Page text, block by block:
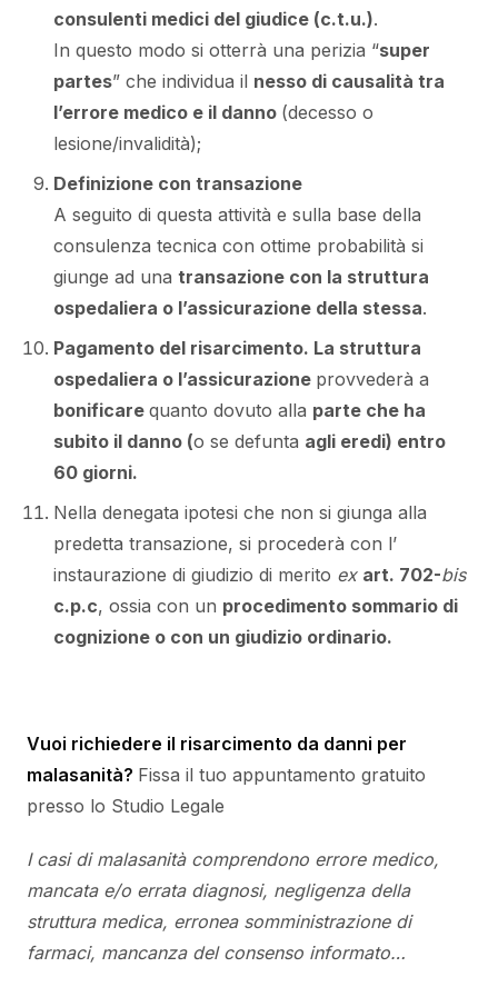
consulenti medici del giudice (c.t.u.).
In questo modo si otterrà una perizia “super
partes” che individua il nesso di causalità tra
l’errore medico e il danno (decesso o
lesione/invalidità);
Definizione con transazione
A seguito di questa attività e sulla base della
consulenza tecnica con ottime probabilità si
giunge ad una transazione con la struttura
ospedaliera o l’assicurazione della stessa.
Pagamento del risarcimento. La struttura
ospedaliera o l’assicurazione provvederà a
bonificare quanto dovuto alla parte che ha
subito il danno (o se defunta agli eredi) entro
60 giorni.
Nella denegata ipotesi che non si giunga alla
predetta transazione, si procederà con l’
instaurazione di giudizio di merito ex art. 702-bis
c.p.c, ossia con un procedimento sommario di
cognizione o con un giudizio ordinario.
Vuoi richiedere il risarcimento da danni per
malasanità? Fissa il tuo appuntamento gratuito
presso lo Studio Legale
I casi di malasanità comprendono errore medico,
mancata e/o errata diagnosi, negligenza della
struttura medica, erronea somministrazione di
farmaci, mancanza del consenso informato…